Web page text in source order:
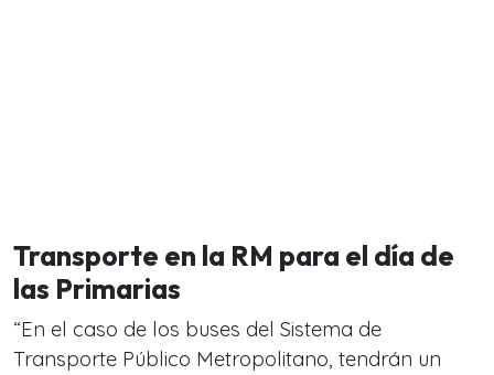
Transporte en la RM para el día de
las Primarias
“En el caso de los buses del Sistema de
Transporte Público Metropolitano, tendrán un